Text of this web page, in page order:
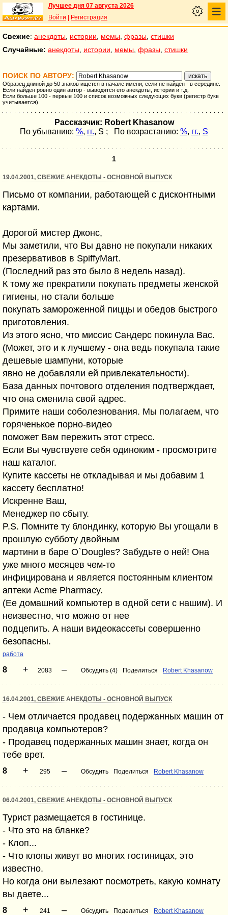
Лучшее дня 07 августа 2026
Войти
Регистрация
Свежие: анекдоты истории мемы фразы стишки
Случайные: анекдоты истории мемы фразы стишки
ПОИСК ПО АВТОРУ:
Образец длиной до 50 знаков ищется в начале имени, если не найден - в середине.
Если найден ровно один автор - выводятся его анекдоты, истории и т.д.
Если больше 100 - первые 100 и список возможных следующих букв (регистр букв
учитывается).
Рассказчик: Robert Khasanow
По убыванию: %, гг., S ; По возрастанию: %, гг., S
1
19.04.2001, СВЕЖИЕ АНЕКДОТЫ - ОСНОВНОЙ ВЫПУСК
Письмо от компании, работающей с дисконтными
картами.
Дорогой мистер Джонс,
Мы заметили, что Вы давно не покупали никаких
презервативов в SpiffyMart.
(Последний раз это было 8 недель назад).
К тому же прекратили покупать предметы женской
гигиены, но стали больше
покупать замороженной пиццы и обедов быстрого
приготовления.
Из этого ясно, что миссис Сандерс покинула Вас.
(Может, это и к лучшему - она ведь покупала такие
дешевые шампуни, которые
явно не добавляли ей привлекательности).
База данных почтового отделения подтверждает,
что она сменила свой адрес.
Примите наши соболезнования. Мы полагаем, что
горяченькое порно-видео
поможет Вам пережить этот стресс.
Если Вы чувствуете себя одиноким - просмотрите
наш каталог.
Купите кассеты не откладывая и мы добавим 1
кассету бесплатно!
Искренне Ваш,
Менеджер по сбыту.
P.S. Помните ту блондинку, которую Вы угощали в
прошлую субботу двойным
мартини в баре O`Dougles? Забудьте о ней! Она
уже много месяцев чем-то
инфицирована и является постоянным клиентом
аптеки Acme Pharmacy.
(Ее домашний компьютер в одной сети с нашим). И
неизвестно, что можно от нее
подцепить. А наши видеокассеты совершенно
безопасны.
работа
8 + 2083 – Обсудить (4) Поделиться Robert Khasanow
16.04.2001, СВЕЖИЕ АНЕКДОТЫ - ОСНОВНОЙ ВЫПУСК
- Чем отличается продавец подержанных машин от
продавца компьютеров?
- Продавец подержанных машин знает, когда он
тебе врет.
8 + 295 – Обсудить Поделиться Robert Khasanow
06.04.2001, СВЕЖИЕ АНЕКДОТЫ - ОСНОВНОЙ ВЫПУСК
Турист размещается в гостинице.
- Что это на бланке?
- Клоп...
- Что клопы живут во многих гостиницах, это
известно.
Hо когда они вылезают посмотреть, какую комнату
вы даете...
8 + 241 – Обсудить Поделиться Robert Khasanow